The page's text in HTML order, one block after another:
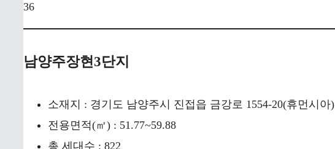
36
남양주장현3단지
소재지 : 경기도 남양주시 진접읍 금강로 1554-20(휴먼시아)
전용면적(㎡) : 51.77~59.88
총 세대수 : 822